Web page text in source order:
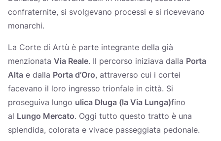
confraternite, si svolgevano processi e si ricevevano
monarchi.
La Corte di Artù è parte integrante della già
menzionata Via Reale. Il percorso iniziava dalla Porta
Alta e dalla Porta d’Oro, attraverso cui i cortei
facevano il loro ingresso trionfale in città. Si
proseguiva lungo ulica Długa (la Via Lunga)fino
al Lungo Mercato. Oggi tutto questo tratto è una
splendida, colorata e vivace passeggiata pedonale.